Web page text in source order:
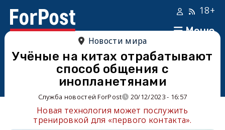
Меню
18+
Новости мира
Учёные на китах отрабатывают
способ общения с
инопланетянами
Служба новостей ForPost 20/12/2023 - 16:57
Новая технология может послужить
тренировкой для «первого контакта».